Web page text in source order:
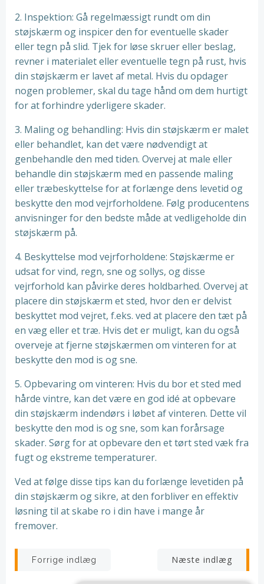
2. Inspektion: Gå regelmæssigt rundt om din
støjskærm og inspicer den for eventuelle skader
eller tegn på slid. Tjek for løse skruer eller beslag,
revner i materialet eller eventuelle tegn på rust, hvis
din støjskærm er lavet af metal. Hvis du opdager
nogen problemer, skal du tage hånd om dem hurtigt
for at forhindre yderligere skader.
3. Maling og behandling: Hvis din støjskærm er malet
eller behandlet, kan det være nødvendigt at
genbehandle den med tiden. Overvej at male eller
behandle din støjskærm med en passende maling
eller træbeskyttelse for at forlænge dens levetid og
beskytte den mod vejrforholdene. Følg producentens
anvisninger for den bedste måde at vedligeholde din
støjskærm på.
4. Beskyttelse mod vejrforholdene: Støjskærme er
udsat for vind, regn, sne og sollys, og disse
vejrforhold kan påvirke deres holdbarhed. Overvej at
placere din støjskærm et sted, hvor den er delvist
beskyttet mod vejret, f.eks. ved at placere den tæt på
en væg eller et træ. Hvis det er muligt, kan du også
overveje at fjerne støjskærmen om vinteren for at
beskytte den mod is og sne.
5. Opbevaring om vinteren: Hvis du bor et sted med
hårde vintre, kan det være en god idé at opbevare
din støjskærm indendørs i løbet af vinteren. Dette vil
beskytte den mod is og sne, som kan forårsage
skader. Sørg for at opbevare den et tørt sted væk fra
fugt og ekstreme temperaturer.
Ved at følge disse tips kan du forlænge levetiden på
din støjskærm og sikre, at den forbliver en effektiv
løsning til at skabe ro i din have i mange år
fremover.
Indlægsnavigation
Forrige indlæg Næste indlæg